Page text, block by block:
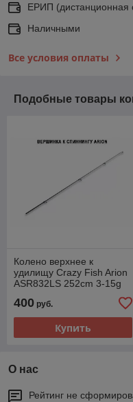
ЕРИП (дистанционная
Наличными
Все условия оплаты
Подобные товары
Колено верхнее к
удилищу Crazy Fish Arion
ASR832LS 252cm 3-15g
400 руб.
Купить
О нас
Рейтинг не